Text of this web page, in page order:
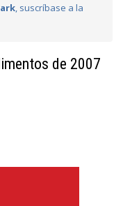
, suscríbase a la
de 2007